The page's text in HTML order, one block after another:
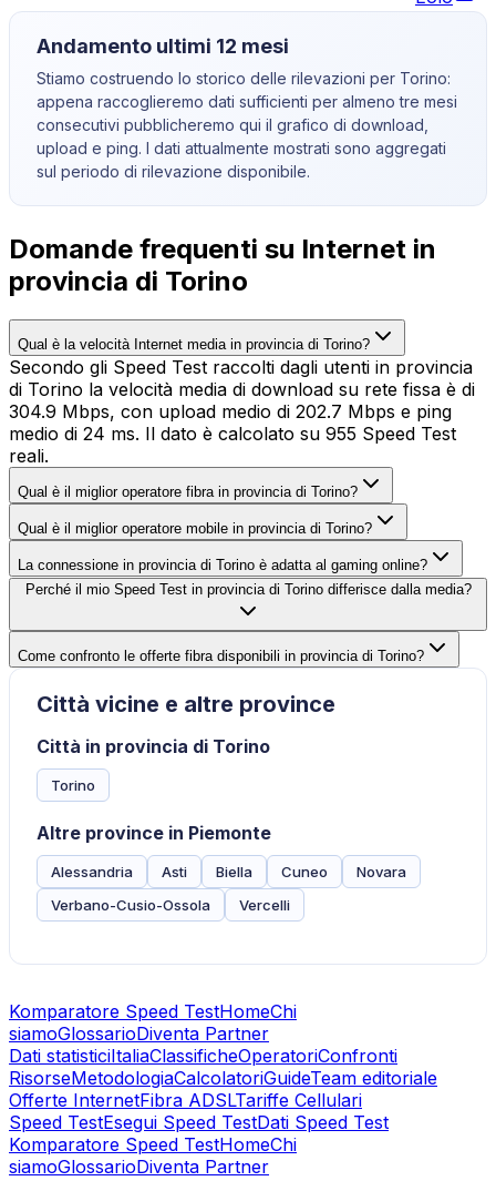
Andamento ultimi 12 mesi
Stiamo costruendo lo storico delle rilevazioni per Torino:
appena raccoglieremo dati sufficienti per almeno tre mesi
consecutivi pubblicheremo qui il grafico di download,
upload e ping. I dati attualmente mostrati sono aggregati
sul periodo di rilevazione disponibile.
Domande frequenti su Internet in
provincia di Torino
Qual è la velocità Internet media in provincia di Torino?
Secondo gli Speed Test raccolti dagli utenti in provincia
di Torino la velocità media di download su rete fissa è di
304.9 Mbps, con upload medio di 202.7 Mbps e ping
medio di 24 ms. Il dato è calcolato su 955 Speed Test
reali.
Qual è il miglior operatore fibra in provincia di Torino?
Qual è il miglior operatore mobile in provincia di Torino?
La connessione in provincia di Torino è adatta al gaming online?
Perché il mio Speed Test in provincia di Torino differisce dalla media?
Come confronto le offerte fibra disponibili in provincia di Torino?
Città vicine e altre province
Città in provincia di Torino
Torino
Altre province in Piemonte
Alessandria Asti Biella Cuneo
Novara
Verbano-Cusio-Ossola
Vercelli
Komparatore Speed TestHomeChi
siamoGlossarioDiventa Partner
Dati statisticiItaliaClassificheOperatoriConfronti
RisorseMetodologiaCalcolatoriGuideTeam editoriale
Offerte InternetFibra ADSLTariffe Cellulari
Speed TestEsegui Speed TestDati Speed Test
Komparatore Speed TestHomeChi
siamoGlossarioDiventa Partner